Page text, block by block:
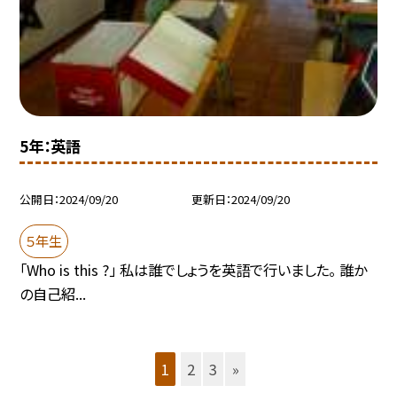
5年：英語
公開日 2024/09/20 更新日 2024/09/20
５年生
「Who is this ?」 私は誰でしょうを英語で行いました。 誰か
の自己紹...
1 2 3 »